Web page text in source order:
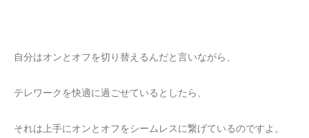
自分はオンとオフを切り替えるんだと言いながら、
テレワークを快適に過ごせているとしたら、
それは上手にオンとオフをシームレスに繋げているのですよ。